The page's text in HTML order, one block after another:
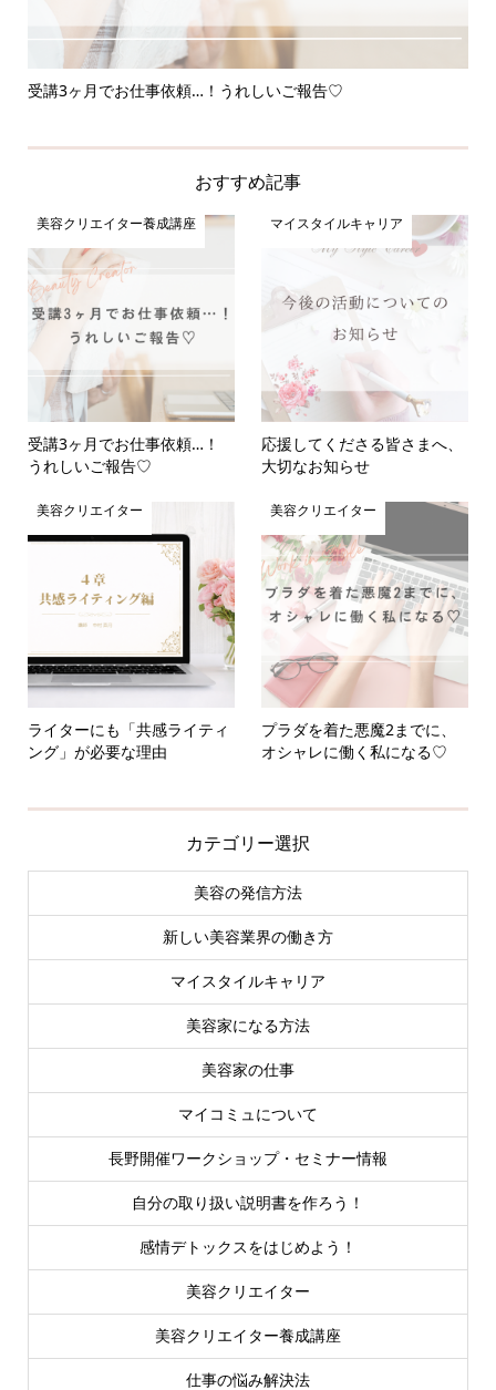
受講3ヶ月でお仕事依頼…！うれしいご報告♡
おすすめ記事
美容クリエイター養成講座
受講3ヶ月でお仕事依頼…！
うれしいご報告♡
マイスタイルキャリア
応援してくださる皆さまへ、
大切なお知らせ
美容クリエイター
ライターにも「共感ライティ
ング」が必要な理由
美容クリエイター
プラダを着た悪魔2までに、
オシャレに働く私になる♡
カテゴリー選択
美容の発信方法
新しい美容業界の働き方
マイスタイルキャリア
美容家になる方法
美容家の仕事
マイコミュについて
長野開催ワークショップ・セミナー情報
自分の取り扱い説明書を作ろう！
感情デトックスをはじめよう！
美容クリエイター
美容クリエイター養成講座
仕事の悩み解決法